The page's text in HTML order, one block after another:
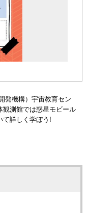
発機構）宇宙教育セン
観測館では惑星モビール
て詳しく学ぼう!